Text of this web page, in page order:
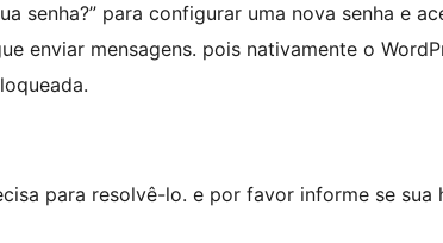
senha?” para configurar uma nova senha e
enviar mensagens. pois nativamente o
para resolvê-lo. e por favor informe se sua